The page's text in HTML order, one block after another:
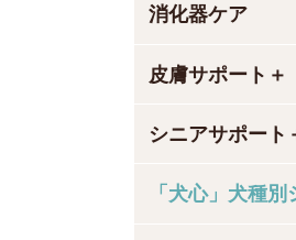
消化器ケア
皮膚サポート＋
シニアサポート
「犬心」犬種